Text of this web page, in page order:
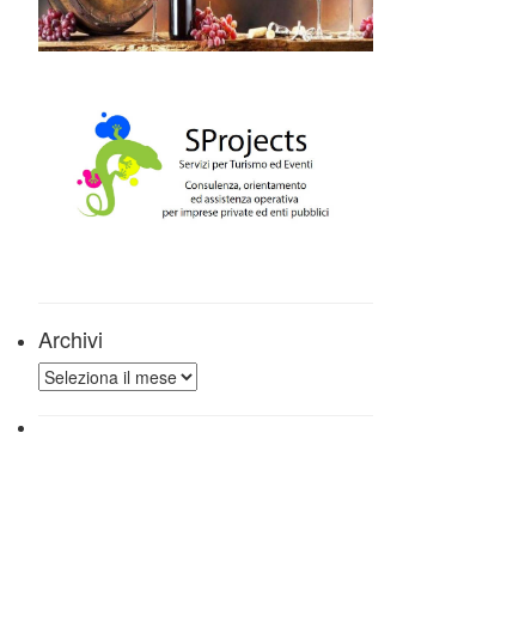
Archivi
Archivi